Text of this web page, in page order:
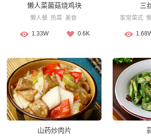
懒人菜菌菇烧鸡块
懒人餐 热菜 美食
1.33W 0.6K
三
家常菜式
山药炒肉片